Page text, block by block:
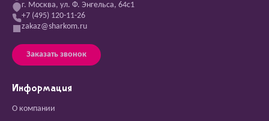
г. Москва, ул. Ф. Энгельса, 64с1
+7 (495) 120-11-26
zakaz@sharkom.ru
Заказать звонок
Информация
О компании